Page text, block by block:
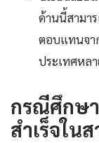
ด้านนี้สามา
ตอบแทนจา
ประเทศหลา
กรณีศึกษ
สำเร็จใน